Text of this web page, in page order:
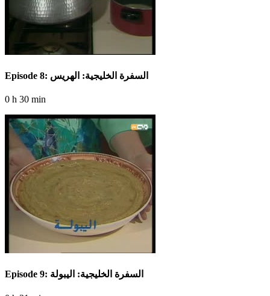
Episode 8: السفرة الخليجية: الهريس
0 h 30 min
Episode 9: السفرة الخليجية: اليبولة